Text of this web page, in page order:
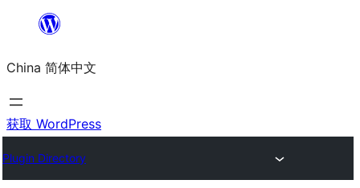
内
容
China 简体中文
获取 WordPress
Plugin Directory